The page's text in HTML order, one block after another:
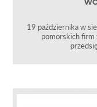
19 października w
pomorskich firm